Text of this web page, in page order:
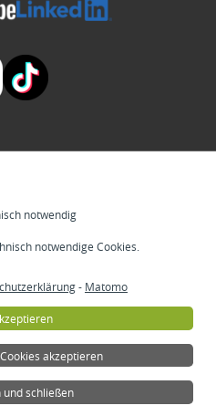
notwendig
notwendige Cookies.
- Matomo
akzeptieren
und schließen